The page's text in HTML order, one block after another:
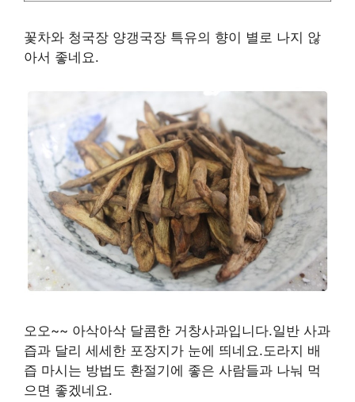
꽃차와 청국장 양갱국장 특유의 향이 별로 나지 않
아서 좋네요.
오오~~ 아삭아삭 달콤한 거창사과입니다.일반 사과
즙과 달리 세세한 포장지가 눈에 띄네요.도라지 배
즙 마시는 방법도 환절기에 좋은 사람들과 나눠 먹
으면 좋겠네요.